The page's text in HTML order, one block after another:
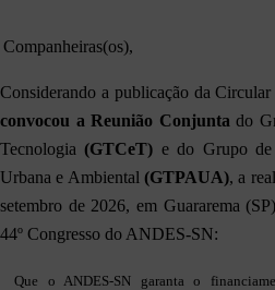
Companheiras(os),
Considerando a publicação da
convocou a Reunião Conjuntado
Tecnologia (GTCeT) e do Grupo
Urbana e Ambiental (GTPAUA), a
setembro de 2026, em Guararema
44º Congresso do ANDES-SN:
Que o ANDES-SN garanta o